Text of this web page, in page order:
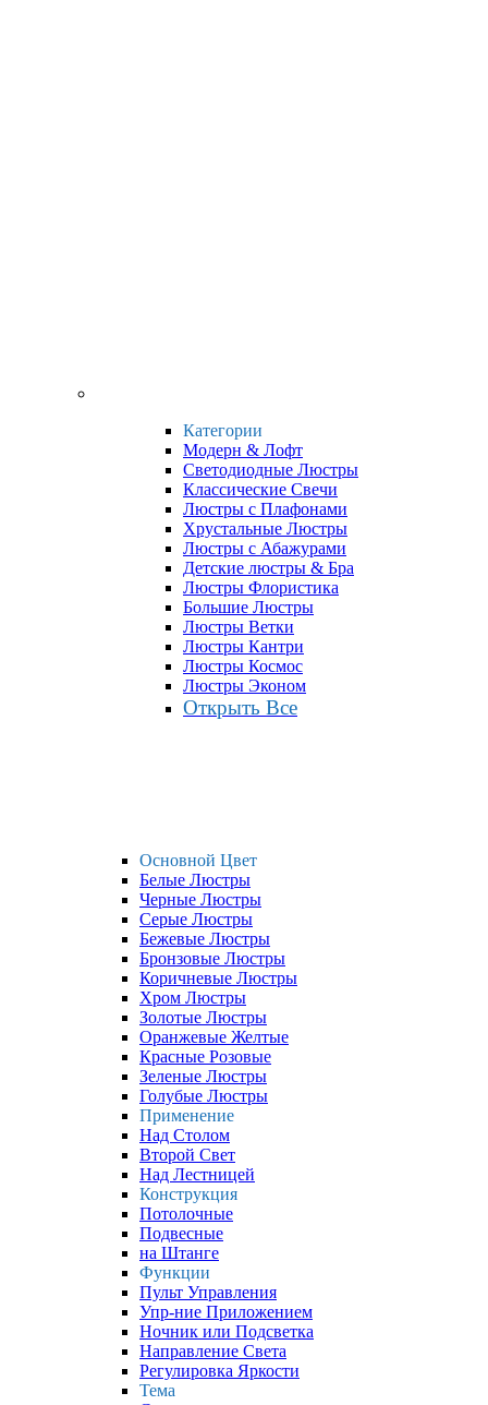
Категории
Модерн & Лофт
Светодиодные Люстры
Классические Свечи
Люстры с Плафонами
Хрустальные Люстры
Люстры с Абажурами
Детские люстры & Бра
Люстры Флористика
Большие Люстры
Люстры Ветки
Люстры Кантри
Люстры Космос
Люстры Эконом
Открыть Все
Основной Цвет
Белые Люстры
Черные Люстры
Серые Люстры
Бежевые Люстры
Бронзовые Люстры
Коричневые Люстры
Хром Люстры
Золотые Люстры
Оранжевые Желтые
Красные Розовые
Зеленые Люстры
Голубые Люстры
Применение
Над Столом
Второй Свет
Над Лестницей
Конструкция
Потолочные
Подвесные
на Штанге
Функции
Пульт Управления
Упр-ние Приложением
Ночник или Подсветка
Направление Света
Регулировка Яркости
Тема